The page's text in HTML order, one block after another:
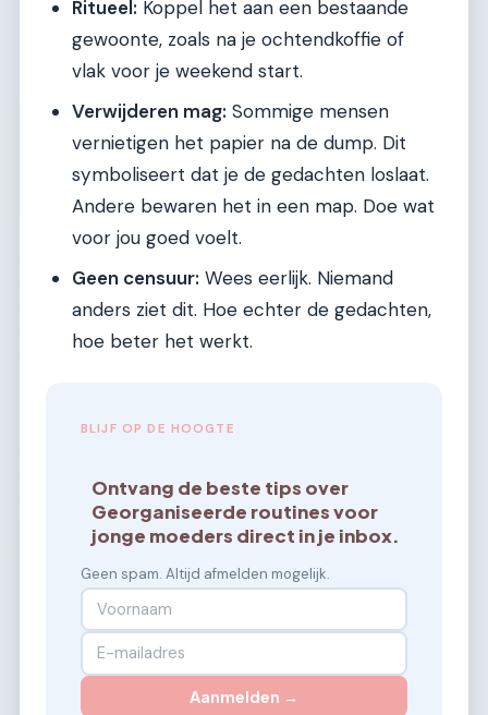
Ritueel: Koppel het aan een bestaande
gewoonte, zoals na je ochtendkoffie of
vlak voor je weekend start.
Verwijderen mag: Sommige mensen
vernietigen het papier na de dump. Dit
symboliseert dat je de gedachten loslaat.
Andere bewaren het in een map. Doe wat
voor jou goed voelt.
Geen censuur: Wees eerlijk. Niemand
anders ziet dit. Hoe echter de gedachten,
hoe beter het werkt.
BLIJF OP DE HOOGTE
Ontvang de beste tips over
Georganiseerde routines voor
jonge moeders direct in je inbox.
Geen spam. Altijd afmelden mogelijk.
Aanmelden →